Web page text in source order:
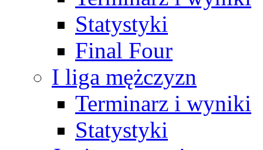
Statystyki
Final Four
I liga mężczyzn
Terminarz i wyniki
Statystyki